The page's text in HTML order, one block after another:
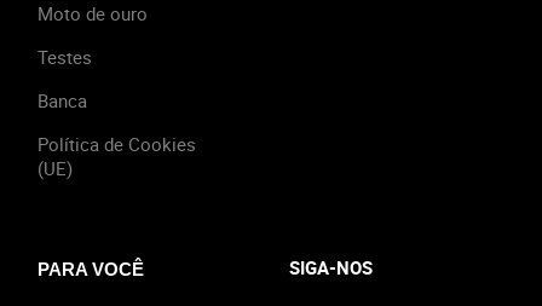
Moto de ouro
Testes
Banca
Política de Cookies
(UE)
PARA VOCÊ SIGA-NOS